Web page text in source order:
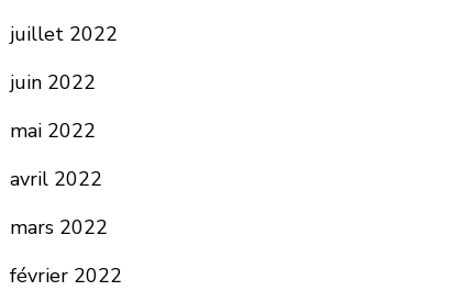
juillet 2022
juin 2022
mai 2022
avril 2022
mars 2022
février 2022